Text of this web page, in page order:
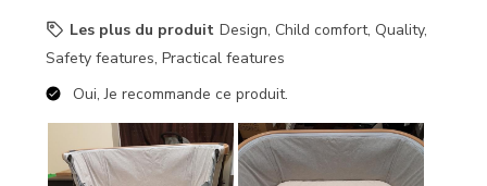
Les plus du produit Design, Child comfort, Quality,
Safety features, Practical features
Oui, Je recommande ce produit.